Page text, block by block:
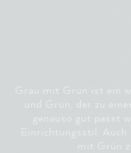
Grau mit Grün ist ein
und Grün, der zu
genauso gut passt
Einrichtungsstil. Auch
mit Grün